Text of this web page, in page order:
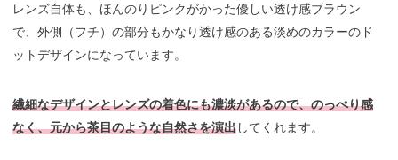
レンズ自体も、ほんのりピンクがかった優しい透け感ブラウン
で、外側（フチ）の部分もかなり透け感のある淡めのカラーのド
ットデザインになっています。
繊細なデザインとレンズの着色にも濃淡があるので、のっぺり感
なく、元から茶目のような自然さを演出してくれます。